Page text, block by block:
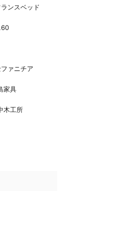
ランスベッド
60
ァニチア
家具
木工所